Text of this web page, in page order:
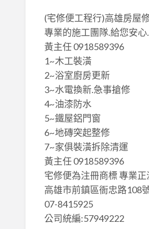
(宅修便工程行)高雄房屋
專業的施工團隊.給您安
黃主任 0918589396
1~木工裝潢
2~浴室廚房更新
3~水電換新.急事搶修
4~油漆防水
5~鐵屋鋁門窗
6~地磚突起整修
7~家俱裝潢拆除清運
黃主任 0918589396
宅修便為注冊商標 專業正
高雄市前鎮區衙忠路108
07-8415925
公司統編:57949222